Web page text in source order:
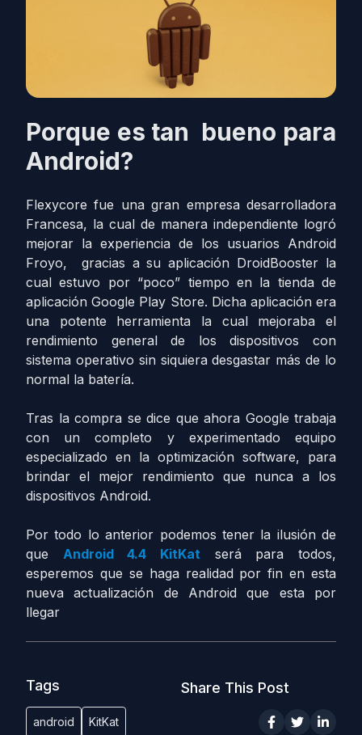
Porque es tan bueno para
Android?
Flexycore fue una gran empresa desarrolladora
Francesa, la cual de manera independiente logró
mejorar la experiencia de los usuarios Android
Froyo, gracias a su aplicación DroidBooster la
cual estuvo por “poco” tiempo en la tienda de
aplicación Google Play Store. Dicha aplicación era
una potente herramienta la cual mejoraba el
rendimiento general de los dispositivos con
sistema operativo sin siquiera desgastar más de lo
normal la batería.
Tras la compra se dice que ahora Google trabaja
con un completo y experimentado equipo
especializado en la optimización software, para
brindar el mejor rendimiento que nunca a los
dispositivos Android.
Por todo lo anterior podemos tener la ilusión de
que Android 4.4 KitKat será para todos,
esperemos que se haga realidad por fin en esta
nueva actualización de Android que esta por
llegar
Tags
android KitKat
Share This Post